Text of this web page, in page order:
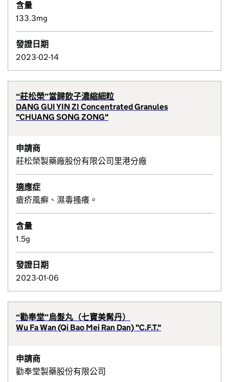
含量
133.3mg
發證日期
2023-02-14
“莊松榮”當歸飲子濃縮細粒
DANG GUI YIN ZI Concentrated Granules
"CHUANG SONG ZONG"
申請商
莊松榮製藥廠股份有限公司里港分廠
適應症
瘡疥風癬、濕毒搔癢。
含量
1.5g
發證日期
2023-01-06
“勸奉堂”烏髮丸（七寶美髯丹）
Wu Fa Wan (Qi Bao Mei Ran Dan) "C.F.T."
申請商
勸奉堂製藥股份有限公司